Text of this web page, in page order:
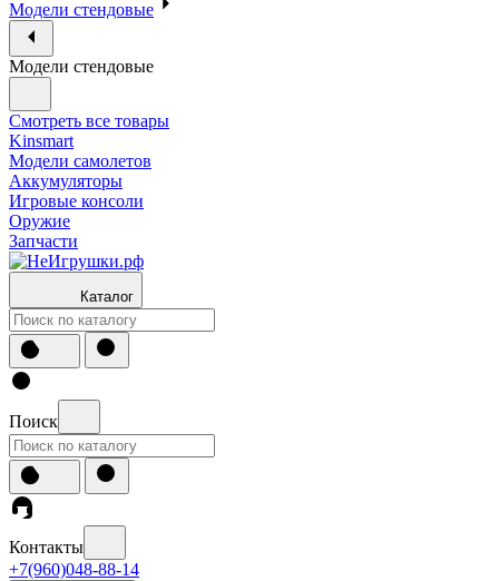
Модели стендовые
Модели стендовые
Смотреть все товары
Kinsmart
Модели самолетов
Аккумуляторы
Игровые консоли
Оружие
Запчасти
Каталог
Поиск
Контакты
+7(960)048-88-14